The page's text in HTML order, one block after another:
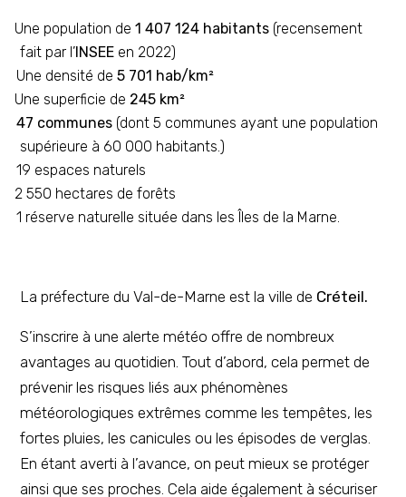
Une population de 1 407 124 habitants (recensement
fait par l’INSEE en 2022)
Une densité de 5 701 hab/km²
Une superficie de 245 km²
47 communes (dont 5 communes ayant une population
supérieure à 60 000 habitants.)
19 espaces naturels
2 550 hectares de forêts
1 réserve naturelle située dans les Îles de la Marne.
La préfecture du Val-de-Marne est la ville de Créteil.
S’inscrire à une alerte météo offre de nombreux
avantages au quotidien. Tout d’abord, cela permet de
prévenir les risques liés aux phénomènes
météorologiques extrêmes comme les tempêtes, les
fortes pluies, les canicules ou les épisodes de verglas.
En étant averti à l’avance, on peut mieux se protéger
ainsi que ses proches. Cela aide également à sécuriser